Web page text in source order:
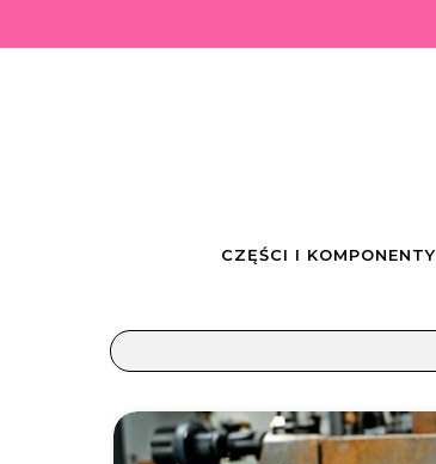
CZĘŚCI I KOMPONENTY